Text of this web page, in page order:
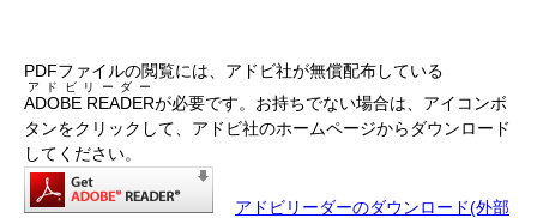
PDFファイルの閲覧には、アドビ社が無償配布している
ADOBE READER
アドビリーダー
が必要です。お持ちでない場合は、アイコンボ
タンをクリックして、アドビ社のホームページからダウンロード
してください。
アドビリーダーのダウンロード(外部